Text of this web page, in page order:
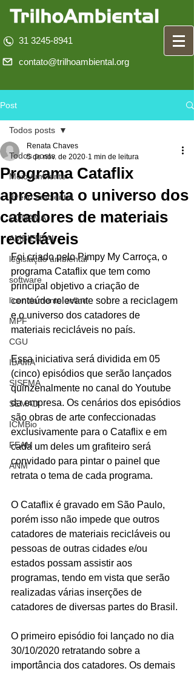
31 3245-8941
contato@trilhoambiental.org
Post
Todos posts
Meio Ambiente
direito ambiental
CONAMA
AMBIENTAL
legislação ambiental
software
licenciamento online
MPF
CGU
IBAMA
SISEMA
SEMAD
ICMBio
FEAM
ANM
Todos posts
Programa Cataflix
apresenta o universo dos
catadores de materiais
recicláveis
Renata Chaves
5 de nov. de 2020 1 min de leitura
Foi criado pelo Pimpy My Carroça, o
programa Cataflix que tem como
principal objetivo a criação de
conteúdo relevante sobre a reciclagem
e o universo dos catadores de
materiais recicláveis no país.
Essa iniciativa será dividida em 05
(cinco) episódios que serão lançados
quinzenalmente no canal do Youtube
da empresa. Os cenários dos episódios
são obras de arte confeccionadas
exclusivamente para o Cataflix e em
cada um deles um grafiteiro será
convidado para pintar o painel que
retrata o tema de cada programa.
O Cataflix é gravado em São Paulo,
porém isso não impede que outros
catadores de materiais recicláveis ou
pessoas de outras cidades e/ou
estados possam assistir aos
programas, tendo em vista que serão
realizadas várias inserções de
catadores de diversas partes do Brasil.
O primeiro episódio foi lançado no dia
30/10/2020 retratando sobre a
importância dos catadores. Os demais